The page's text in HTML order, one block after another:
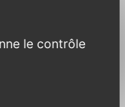
le contrôle